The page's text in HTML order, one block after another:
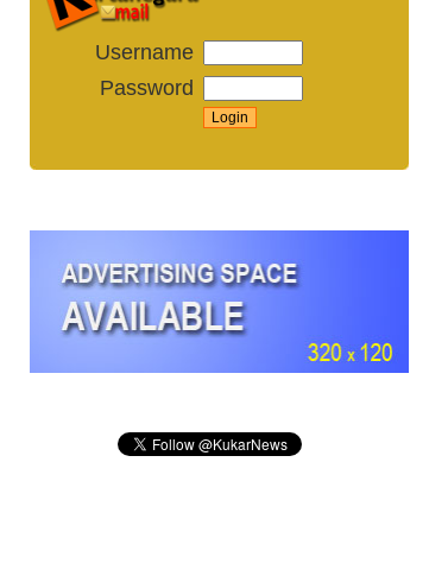
Username
Password